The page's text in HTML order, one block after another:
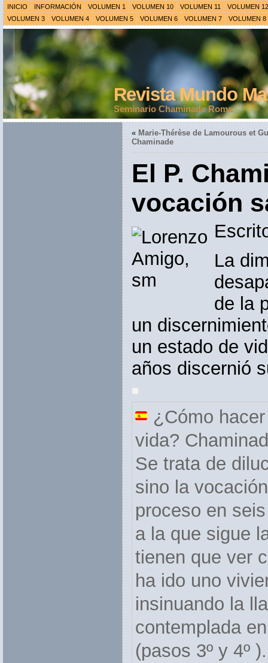
INICIO INFORMACIÓN VOLUMEN 1 VOLUMEN 10 VOLUMEN 11
VOLUMEN 12
VOLUMEN 3
VOLUMEN 4 VOLUMEN 5 VOLUMEN 6 VOLUMEN 7 VOLUMEN 8
Revista Mundo
Seminario Chaminade Roma
« Marie-Thérèse de Lamourous et
Chaminade
El P.
vocación
La
de la
un
un estado de
años discernió
¿Cómo
vida?
Se trata de
sino la
proceso en
a la que sigue
tienen que ver
ha ido uno
insinuando la
contemplada
(pasos 3º y 4º